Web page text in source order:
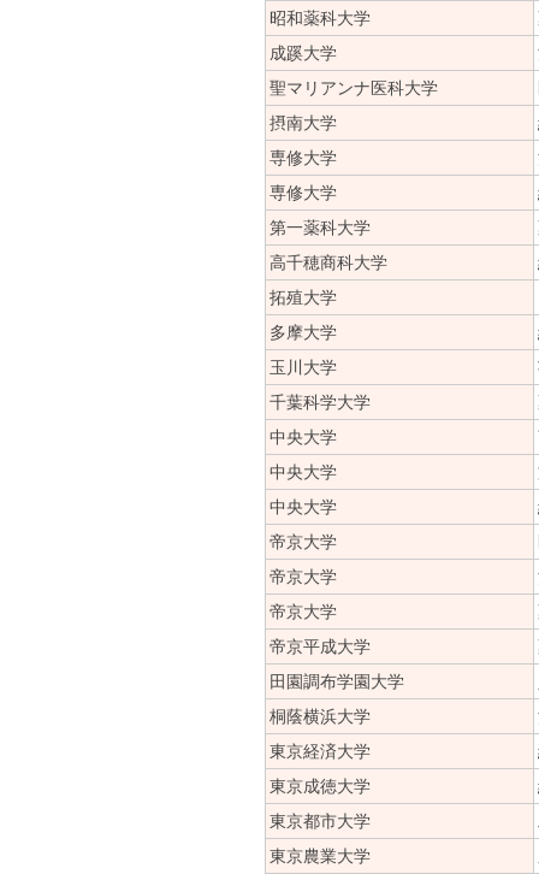
昭和薬科大学
成蹊大学
聖マリアンナ医科大学
摂南大学
専修大学
専修大学
第一薬科大学
高千穂商科大学
拓殖大学
多摩大学
玉川大学
千葉科学大学
中央大学
中央大学
中央大学
帝京大学
帝京大学
帝京大学
帝京平成大学
田園調布学園大学
桐蔭横浜大学
東京経済大学
東京成徳大学
東京都市大学
東京農業大学